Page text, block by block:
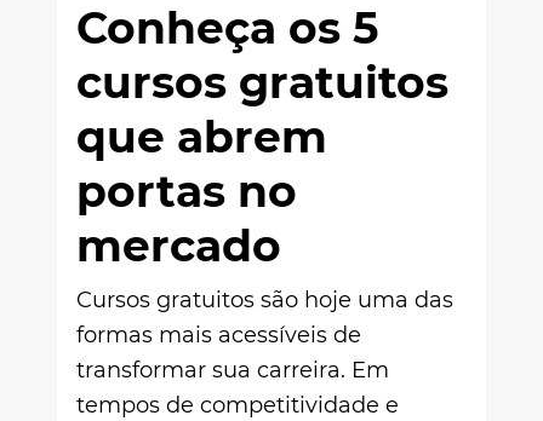
Conheça os 5
cursos gratuitos
que abrem
portas no
mercado
Cursos gratuitos são hoje uma das
formas mais acessíveis de
transformar sua carreira. Em
tempos de competitividade e